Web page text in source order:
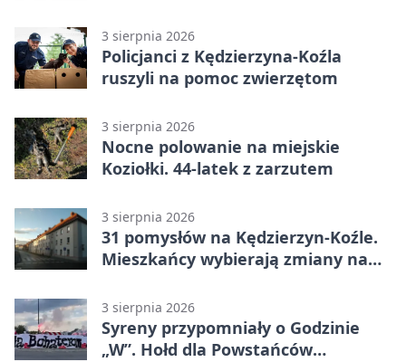
3 sierpnia 2026
Policjanci z Kędzierzyna-Koźla
ruszyli na pomoc zwierzętom
3 sierpnia 2026
Nocne polowanie na miejskie
Koziołki. 44-latek z zarzutem
3 sierpnia 2026
31 pomysłów na Kędzierzyn-Koźle.
Mieszkańcy wybierają zmiany na
3 sierpnia 2026
Syreny przypomniały o Godzinie
„W”. Hołd dla Powstańców